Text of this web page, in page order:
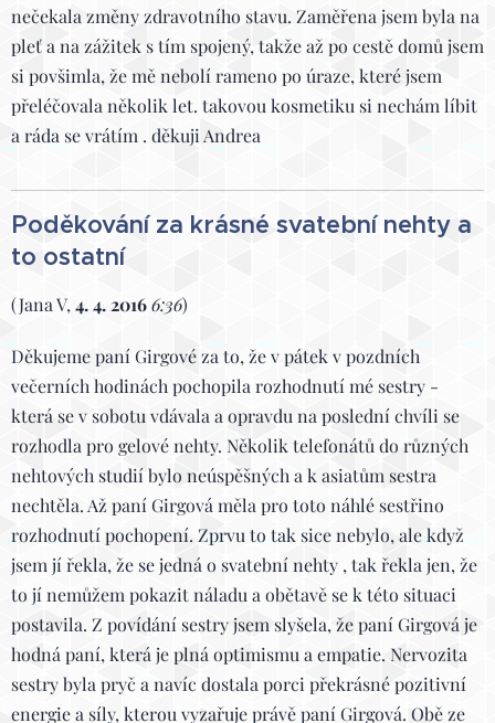
nečekala změny zdravotního stavu. Zaměřena jsem byla na
pleť a na zážitek s tím spojený, takže až po cestě domů jsem
si povšimla, že mě nebolí rameno po úraze, které jsem
přeléčovala několik let. takovou kosmetiku si nechám líbit
a ráda se vrátím . děkuji Andrea
Poděkování za krásné svatební nehty a
to ostatní
(Jana V,4. 4. 20166:36)
Děkujeme paní Girgové za to, že v pátek v pozdních
večerních hodinách pochopila rozhodnutí mé sestry -
která se v sobotu vdávala a opravdu na poslední chvíli se
rozhodla pro gelové nehty. Několik telefonátů do různých
nehtových studií bylo neúspěšných a k asiatům sestra
nechtěla. Až paní Girgová měla pro toto náhlé sestřino
rozhodnutí pochopení. Zprvu to tak sice nebylo, ale když
jsem jí řekla, že se jedná o svatební nehty , tak řekla jen, že
to jí nemůžem pokazit náladu a obětavě se k této situaci
postavila. Z povídání sestry jsem slyšela, že paní Girgová je
hodná paní, která je plná optimismu a empatie. Nervozita
sestry byla pryč a navíc dostala porci překrásné pozitivní
energie a síly, kterou vyzařuje právě paní Girgová. Obě ze